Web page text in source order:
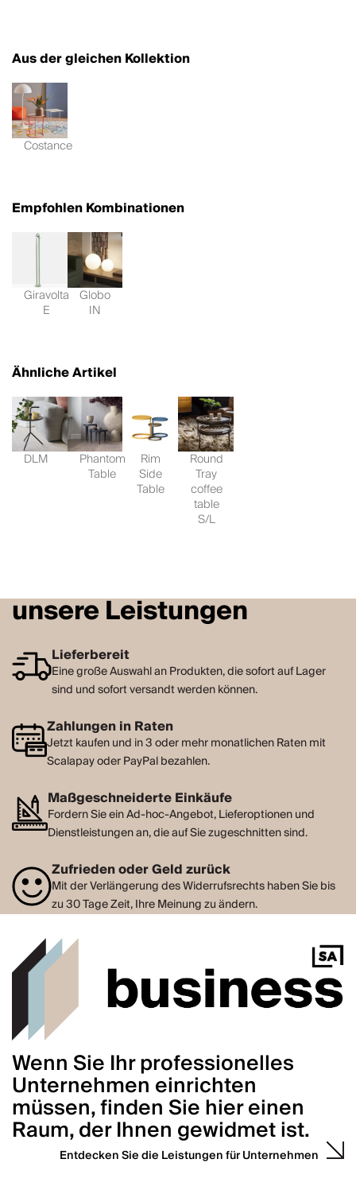
Aus der gleichen Kollektion
Costance
Empfohlen Kombinationen
Giravolta
E
Globo
IN
Ähnliche Artikel
DLM Phantom
Table
Rim
Side
Table
Round
Tray
coffee
table
S/L
unsere Leistungen
Lieferbereit
Eine große Auswahl an Produkten, die sofort auf Lager
sind und sofort versandt werden können.
Zahlungen in Raten
Jetzt kaufen und in 3 oder mehr monatlichen Raten mit
Scalapay oder PayPal bezahlen.
Maßgeschneiderte Einkäufe
Fordern Sie ein Ad-hoc-Angebot, Lieferoptionen und
Dienstleistungen an, die auf Sie zugeschnitten sind.
Zufrieden oder Geld zurück
Mit der Verlängerung des Widerrufsrechts haben Sie bis
zu 30 Tage Zeit, Ihre Meinung zu ändern.
Wenn Sie Ihr professionelles
Unternehmen einrichten
müssen, finden Sie hier einen
Raum, der Ihnen gewidmet ist.
Entdecken Sie die Leistungen für Unternehmen